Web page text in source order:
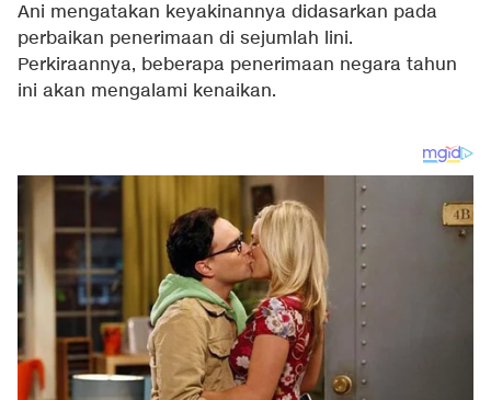
Ani mengatakan keyakinannya didasarkan pada
perbaikan penerimaan di sejumlah lini.
Perkiraannya, beberapa penerimaan negara tahun
ini akan mengalami kenaikan.